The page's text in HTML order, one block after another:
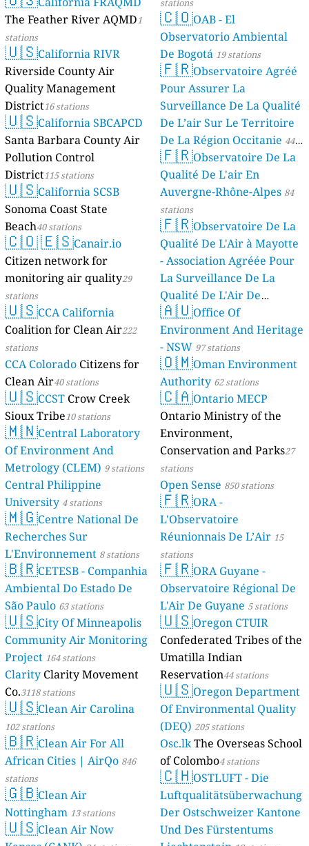
The Feather River AQMD1
stations
🇺🇸California RIVR
Riverside County Air
Quality Management
District16 stations
🇺🇸California SBCAPCD
Santa Barbara County Air
Pollution Control
District115 stations
🇺🇸California SCSB
Sonoma Coast State
Beach40 stations
🇨🇴🇪🇸Canair.io
Citizen network for
monitoring air quality29
stations
🇺🇸CCA California
Coalition for Clean Air222
stations
CCA Colorado Citizens for
Clean Air40 stations
🇺🇸CCST Crow Creek
Sioux Tribe10 stations
🇲🇳Central Laboratory
Of Environment And
Metrology (CLEM) 9 stations
Central Philippine
University 4 stations
🇲🇬Centre National De
Recherches Sur
L'Environnement 8 stations
🇧🇷CETESB - Companhia
Ambiental Do Estado De
São Paulo 63 stations
🇺🇸City Of Minneapolis
Community Air Monitoring
Project 164 stations
Clarity Clarity Movement
Co.3118 stations
🇺🇸Clean Air Carolina
102 stations
🇧🇷Clean Air For All
African Cities | AirQo 846
stations
🇬🇧Clean Air
Nottingham 13 stations
🇺🇸Clean Air Now
stations
🇨🇴OAB - El
Observatorio Ambiental
De Bogotá 19 stations
🇫🇷Observatoire Agréé
Pour Assurer La
Surveillance De La Qualité
De L’air Sur Le Territoire
De La Région Occitanie 44
stations
🇫🇷Observatoire De La
Qualité De L'air En
Auvergne-Rhône-Alpes 84
stations
🇫🇷Observatoire De La
Qualité De L'Air à Mayotte
- Association Agréée Pour
La Surveillance De La
Qualité De L'Air De
Mayotte 4 stations
🇦🇺Office Of
Environment And Heritage
- NSW 97 stations
🇴🇲Oman Environment
Authority 62 stations
🇨🇦Ontario MECP
Ontario Ministry of the
Environment,
Conservation and Parks27
stations
Open Sense 850 stations
🇫🇷ORA -
L'Observatoire
Réunionnais De L’Air 15
stations
🇫🇷ORA Guyane -
Observatoire Régional De
L'Air De Guyane 5 stations
🇺🇸Oregon CTUIR
Confederated Tribes of the
Umatilla Indian
Reservation44 stations
🇺🇸Oregon Department
Of Environmental Quality
(DEQ) 205 stations
Osc.lkThe Overseas School
of Colombo4 stations
🇨🇭OSTLUFT - Die
Luftqualitätsüberwachung
Der Ostschweizer Kantone
Und Des Fürstentums